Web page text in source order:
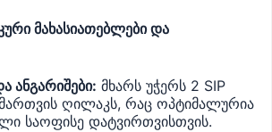
მახასიათებლები და
ანგარიშები: მხარს უჭერს 2 SIP
ღილაკს, რაც ოპტიმალურია
საოფისე დატვირთვისთვის.